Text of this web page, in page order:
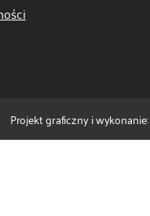
Projekt graficzny i